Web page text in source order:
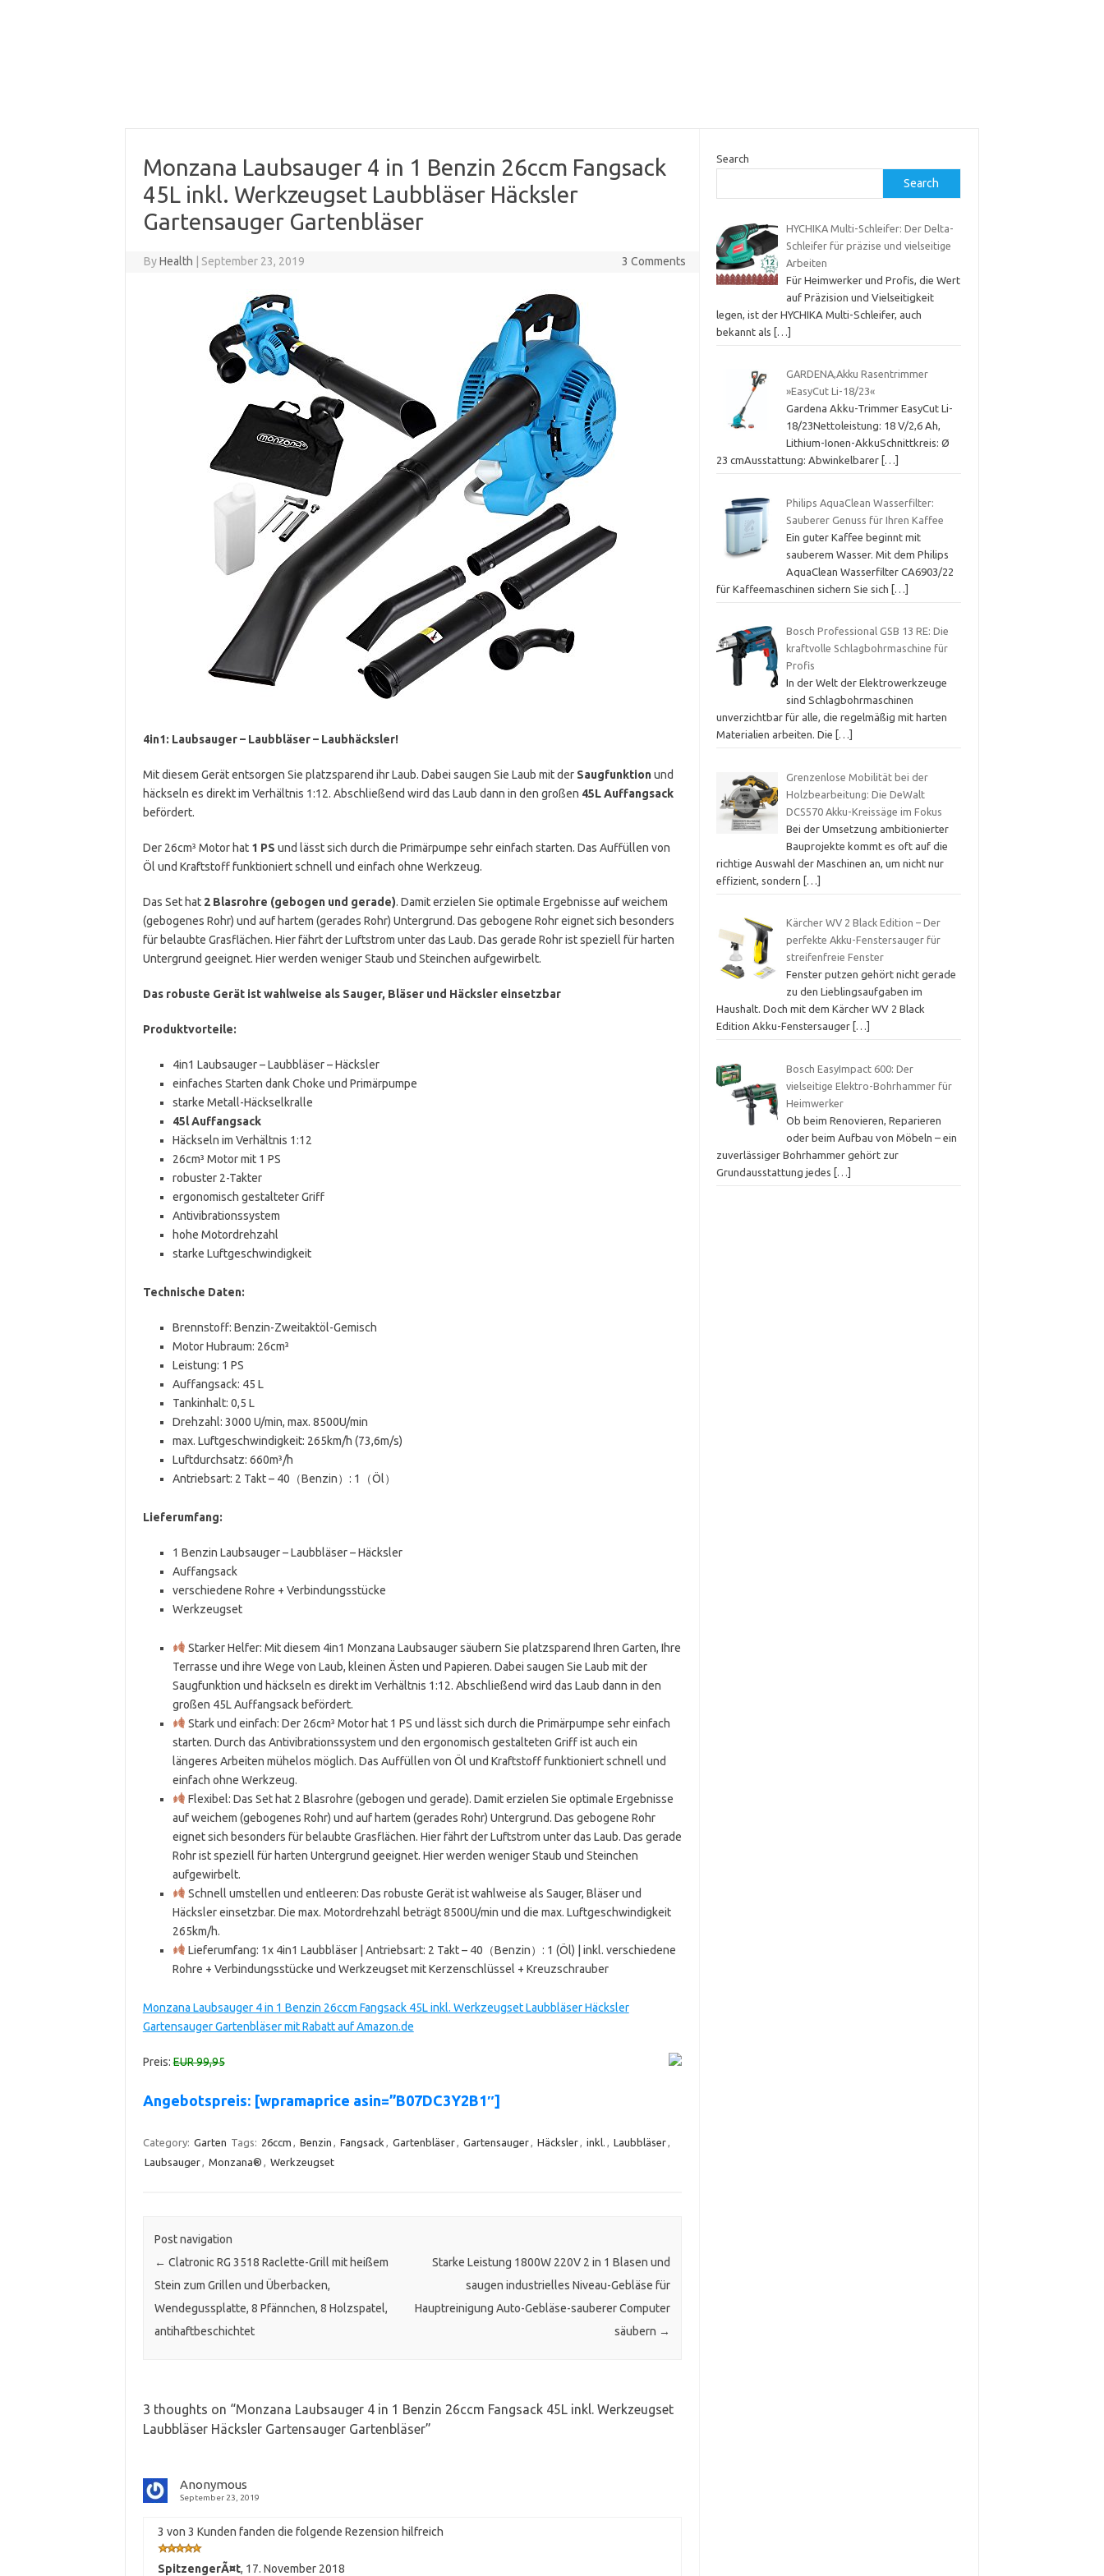
Monzana Laubsauger 4 in 1 Benzin 26ccm Fangsack
45L inkl. Werkzeugset Laubbläser Häcksler
Gartensauger Gartenbläser
ByHealth September 23, 2019 3 Comments
4in1: Laubsauger – Laubbläser – Laubhäcksler!
Mit diesem Gerät entsorgen Sie platzsparend ihr Laub. Dabei saugen Sie Laub mit der Saugfunktionund
häckseln es direkt im Verhältnis 1:12. Abschließend wird das Laub dann in den großen 45L Auffangsack
befördert.
Der 26cm³ Motor hat 1 PS und lässt sich durch die Primärpumpe sehr einfach starten. Das Auffüllen von
Öl und Kraftstoff funktioniert schnell und einfach ohne Werkzeug.
Das Set hat 2 Blasrohre (gebogen und gerade). Damit erzielen Sie optimale Ergebnisse auf weichem
(gebogenes Rohr) und auf hartem (gerades Rohr) Untergrund. Das gebogene Rohr eignet sich besonders
für belaubte Grasflächen. Hier fährt der Luftstrom unter das Laub. Das gerade Rohr ist speziell für harten
Untergrund geeignet. Hier werden weniger Staub und Steinchen aufgewirbelt.
Das robuste Gerät ist wahlweise als Sauger, Bläser und Häcksler einsetzbar
Produktvorteile:
4in1 Laubsauger – Laubbläser – Häcksler
einfaches Starten dank Choke und Primärpumpe
starke Metall-Häckselkralle
45l Auffangsack
Häckseln im Verhältnis 1:12
26cm³ Motor mit 1 PS
robuster 2-Takter
ergonomisch gestalteter Griff
Antivibrationssystem
hohe Motordrehzahl
starke Luftgeschwindigkeit
Technische Daten:
Brennstoff: Benzin-Zweitaktöl-Gemisch
Motor Hubraum: 26cm³
Leistung: 1 PS
Auffangsack: 45 L
Tankinhalt: 0,5 L
Drehzahl: 3000 U/min, max. 8500U/min
max. Luftgeschwindigkeit: 265km/h (73,6m/s)
Luftdurchsatz: 660m³/h
Antriebsart: 2 Takt – 40（Benzin）: 1（Öl）
Lieferumfang:
1 Benzin Laubsauger – Laubbläser – Häcksler
Auffangsack
verschiedene Rohre + Verbindungsstücke
Werkzeugset
Starker Helfer: Mit diesem 4in1 Monzana Laubsauger säubern Sie platzsparend Ihren Garten, Ihre
Terrasse und ihre Wege von Laub, kleinen Ästen und Papieren. Dabei saugen Sie Laub mit der
Saugfunktion und häckseln es direkt im Verhältnis 1:12. Abschließend wird das Laub dann in den
großen 45L Auffangsack befördert.
Stark und einfach: Der 26cm³ Motor hat 1 PS und lässt sich durch die Primärpumpe sehr einfach
starten. Durch das Antivibrationssystem und den ergonomisch gestalteten Griff ist auch ein
längeres Arbeiten mühelos möglich. Das Auffüllen von Öl und Kraftstoff funktioniert schnell und
einfach ohne Werkzeug.
Flexibel: Das Set hat 2 Blasrohre (gebogen und gerade). Damit erzielen Sie optimale Ergebnisse
auf weichem (gebogenes Rohr) und auf hartem (gerades Rohr) Untergrund. Das gebogene Rohr
eignet sich besonders für belaubte Grasflächen. Hier fährt der Luftstrom unter das Laub. Das gerade
Rohr ist speziell für harten Untergrund geeignet. Hier werden weniger Staub und Steinchen
aufgewirbelt.
Schnell umstellen und entleeren: Das robuste Gerät ist wahlweise als Sauger, Bläser und
Häcksler einsetzbar. Die max. Motordrehzahl beträgt 8500U/min und die max. Luftgeschwindigkeit
265km/h.
Lieferumfang: 1x 4in1 Laubbläser | Antriebsart: 2 Takt – 40（Benzin）: 1 (Öl) | inkl. verschiedene
Rohre + Verbindungsstücke und Werkzeugset mit Kerzenschlüssel + Kreuzschrauber
Monzana Laubsauger 4 in 1 Benzin 26ccm Fangsack 45L inkl. Werkzeugset Laubbläser Häcksler
Gartensauger Gartenbläser mit Rabatt auf Amazon.de
Preis:EUR 99,95
Angebotspreis: [wpramaprice asin=”B07DC3Y2B1″]
Category: Garten Tags: 26ccm , Benzin , Fangsack , Gartenbläser, Gartensauger, Häcksler, inkl. , Laubbläser,
Laubsauger, Monzana® , Werkzeugset
Post navigation
← Clatronic RG 3518 Raclette-Grill mit heißem
Stein zum Grillen und Überbacken,
Wendegussplatte, 8 Pfännchen, 8 Holzspatel,
antihaftbeschichtet
Starke Leistung 1800W 220V 2 in 1 Blasen und
saugen industrielles Niveau-Gebläse für
Hauptreinigung Auto-Gebläse-sauberer Computer
säubern →
3 thoughts on “Monzana Laubsauger 4 in 1 Benzin 26ccm Fangsack 45L inkl. Werkzeugset
Laubbläser Häcksler Gartensauger Gartenbläser”
Anonymous
September 23, 2019
3 von 3 Kunden fanden die folgende Rezension hilfreich
SpitzengerÃ¤t, 17. November 2018
Search
Search
HYCHIKA Multi-Schleifer: Der Delta-
Schleifer für präzise und vielseitige
Arbeiten
Für Heimwerker und Profis, die Wert
auf Präzision und Vielseitigkeit
legen, ist der HYCHIKA Multi-Schleifer, auch
bekannt als
[…]
GARDENA,Akku Rasentrimmer
»EasyCut Li-18/23«
Gardena Akku-Trimmer EasyCut Li-
18/23Nettoleistung: 18 V/2,6 Ah,
Lithium-Ionen-AkkuSchnittkreis: Ø
23 cmAusstattung: Abwinkelbarer […]
Philips AquaClean Wasserfilter:
Sauberer Genuss für Ihren Kaffee
Ein guter Kaffee beginnt mit
sauberem Wasser. Mit dem Philips
AquaClean Wasserfilter CA6903/22
für Kaffeemaschinen sichern Sie sich
[…]
Bosch Professional GSB 13 RE: Die
kraftvolle Schlagbohrmaschine für
Profis
In der Welt der Elektrowerkzeuge
sind Schlagbohrmaschinen
unverzichtbar für alle, die regelmäßig mit harten
Materialien arbeiten. Die
[…]
Grenzenlose Mobilität bei der
Holzbearbeitung: Die DeWalt
DCS570 Akku-Kreissäge im Fokus
Bei der Umsetzung ambitionierter
Bauprojekte kommt es oft auf die
richtige Auswahl der Maschinen an, um nicht nur
effizient, sondern
[…]
Kärcher WV 2 Black Edition – Der
perfekte Akku-Fenstersauger für
streifenfreie Fenster
Fenster putzen gehört nicht gerade
zu den Lieblingsaufgaben im
Haushalt. Doch mit dem Kärcher WV 2 Black
Edition Akku-Fenstersauger […]
Bosch EasyImpact 600: Der
vielseitige Elektro-Bohrhammer für
Heimwerker
Ob beim Renovieren, Reparieren
oder beim Aufbau von Möbeln – ein
zuverlässiger Bohrhammer gehört zur
Grundausstattung jedes
[…]